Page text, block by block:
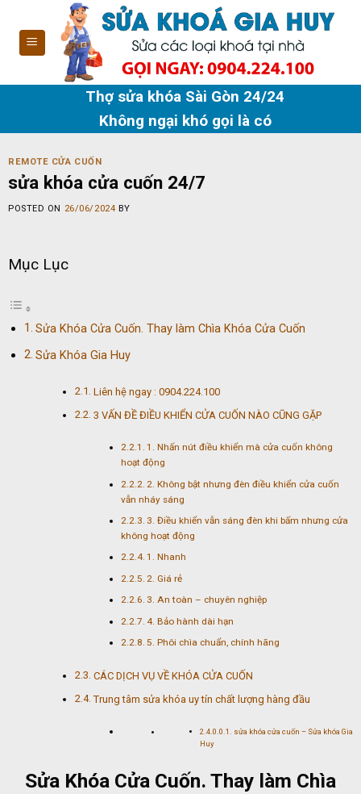
content
Thợ sửa khóa Sài Gòn 24/24
Không ngại khó gọi là có
REMOTE CỬA CUỐN
sửa khóa cửa cuốn 24/7
POSTED ON 26/06/2024 BY
Mục Lục
Sửa Khóa Cửa Cuốn. Thay làm Chìa Khóa Cửa Cuốn
Sửa Khóa Gia Huy
Liên hệ ngay : 0904.224.100
3 VẤN ĐỀ ĐIỀU KHIỂN CỬA CUỐN NÀO CŨNG GẶP
1. Nhấn nút điều khiển mà cửa cuốn không
hoạt động
2. Không bật nhưng đèn điều khiển cửa cuốn
vẫn nháy sáng
3. Điều khiển vẫn sáng đèn khi bấm nhưng cửa
không hoạt động
1. Nhanh
2. Giá rẻ
3. An toàn – chuyên nghiệp
4. Bảo hành dài hạn
5. Phôi chìa chuẩn, chính hãng
CÁC DỊCH VỤ VỀ KHÓA CỬA CUỐN
Trung tâm sửa khóa uy tín chất lượng hàng đầu
sửa khóa cửa cuốn – Sửa khóa Gia
Huy
Sửa Khóa Cửa Cuốn. Thay làm Chìa